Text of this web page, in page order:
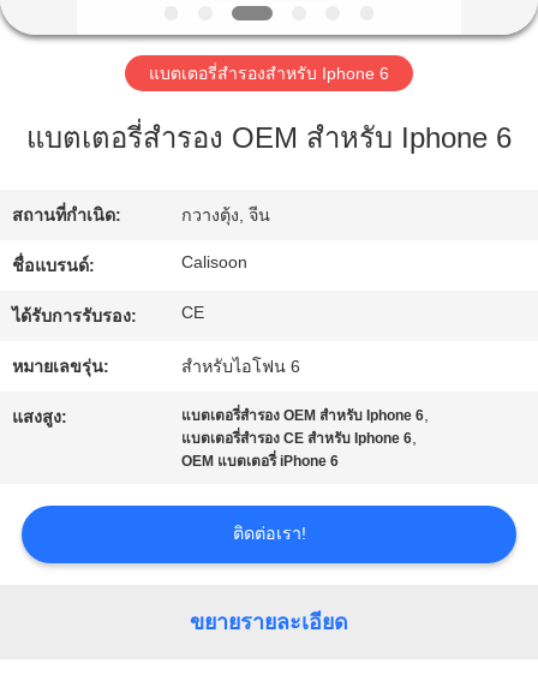
ทัวร์
โรงงาน
ควบคุม
ขอ
แบตเตอรี่สํารองสําหรับ Iphone 6
แบตเตอรี่สํารอง OEM สําหรับ Iphone 6
สถานที่กำเนิด: กวางตุ้ง, จีน
ชื่อแบรนด์: Calisoon
ได้รับการรับรอง: CE
หมายเลขรุ่น: สำหรับไอโฟน 6
แสงสูง: แบตเตอรี่สํารอง OEM สําหรับ Iphone 6,
แบตเตอรี่สํารอง CE สําหรับ Iphone 6,
OEM แบตเตอรี่ iPhone 6
ติดต่อเรา!
ขยายรายละเอียด